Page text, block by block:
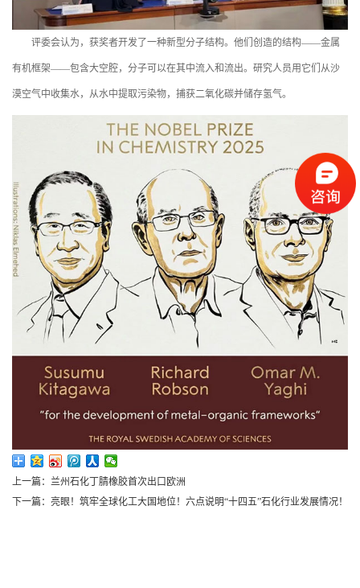
评委会认为，获奖者开发了一种新型分子结构。他们创造的结构——金属
有机框架——包含大空腔，分子可以在其中流入和流出。研究人员用它们从沙
漠空气中收集水，从水中提取污染物，捕获二氧化碳并储存氢气。
上一篇：兰州石化丁腈橡胶首次出口欧洲
下一篇：亮眼！筑牢全球化工大国地位！六点说明“十四五”石化行业发展情况！